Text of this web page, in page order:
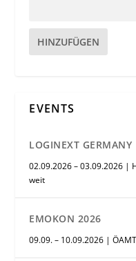
HINZUFÜGEN
EVENTS
LOGINEXT GERMANY
02.09.2026 – 03.09.2026 |
weit
EMOKON 2026
09.09. – 10.09.2026 |